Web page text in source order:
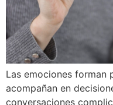
Las emociones forman
acompañan en
conversaciones